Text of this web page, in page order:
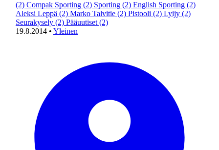
(2) Compak Sporting (2) Sporting (2) English Sporting (2)
Aleksi Leppä (2) Marko Talvitie (2) Pistooli (2) Lyijy (2)
Seurakysely (2) Pääuutiset (2)
19.8.2014 • Yleinen